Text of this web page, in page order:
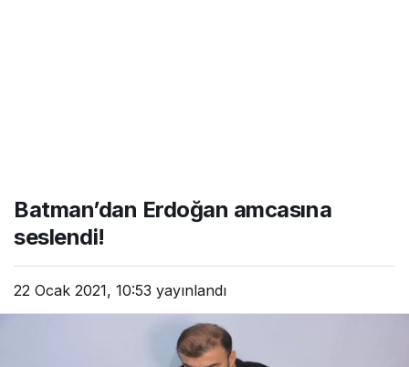
Batman’dan Erdoğan amcasına
seslendi!
22 Ocak 2021, 10:53 yayınlandı